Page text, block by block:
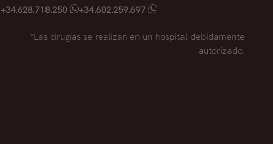
+34.628.718.250
+34.602.259.697
*Las cirugías se realizan en un hospital debidamente
autorizado.